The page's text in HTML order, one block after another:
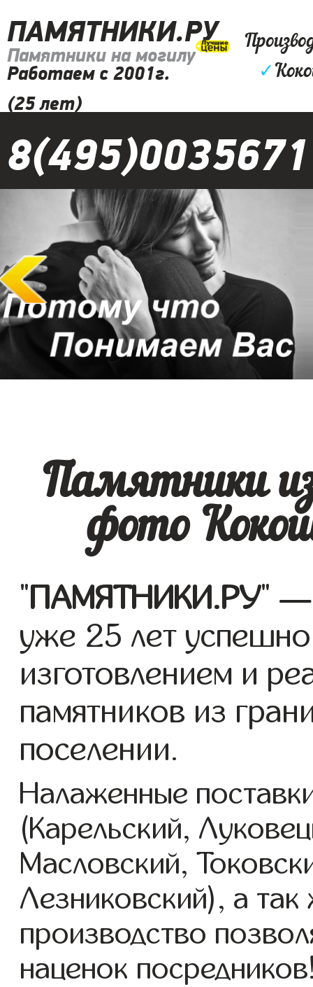
ПАМЯТНИКИ.РУ
Памятники на могилу
Работаем с 2001г.
(25 лет)
✓
8(495)0035671
Памятники
фото
"ПАМЯТНИКИ.РУ" —
уже 25 лет
изготовлением и
памятников из
поселении.
Налаженные
(Карельский,
Масловский,
Лезниковский), а
производство
наценок